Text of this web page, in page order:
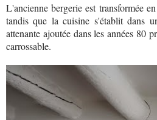
L'ancienne bergerie est transformée
tandis que la cuisine s'établit dans
attenante ajoutée dans les années 80
carrossable.